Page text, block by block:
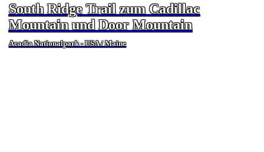
South Ridge Trail zum Cadillac
Mountain und Door Mountain
Acadia Nationalpark - USA / Maine